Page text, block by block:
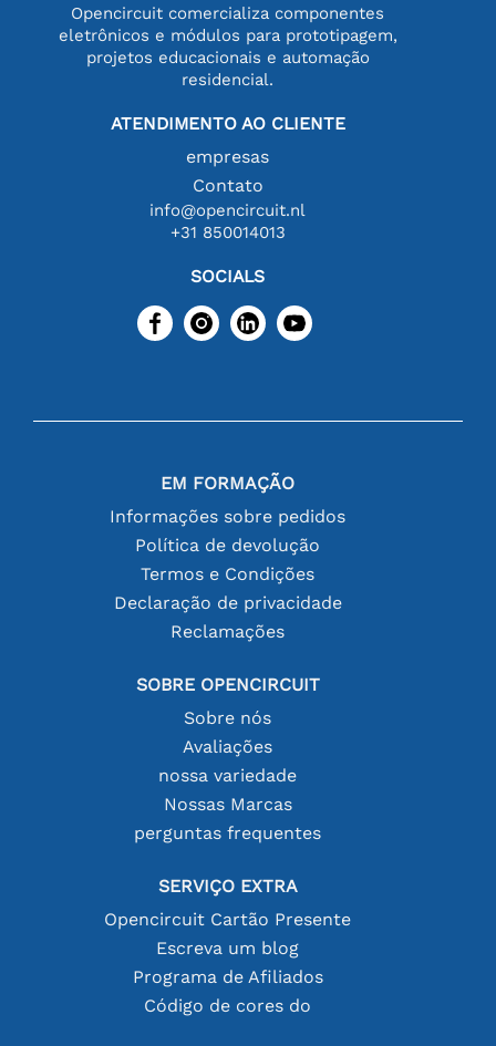
Opencircuit comercializa componentes
eletrônicos e módulos para prototipagem,
projetos educacionais e automação
residencial.
ATENDIMENTO AO CLIENTE
empresas
Contato
info@opencircuit.nl
+31 850014013
SOCIALS
EM FORMAÇÃO
Informações sobre pedidos
Política de devolução
Termos e Condições
Declaração de privacidade
Reclamações
SOBRE OPENCIRCUIT
Sobre nós
Avaliações
nossa variedade
Nossas Marcas
perguntas frequentes
SERVIÇO EXTRA
Opencircuit Cartão Presente
Escreva um blog
Programa de Afiliados
Código de cores do